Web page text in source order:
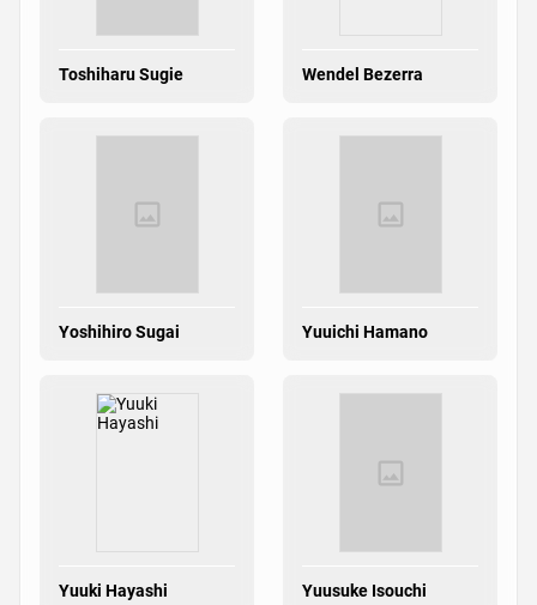
Toshiharu Sugie Wendel Bezerra
Yoshihiro Sugai Yuuichi Hamano
Yuuki Hayashi Yuusuke Isouchi